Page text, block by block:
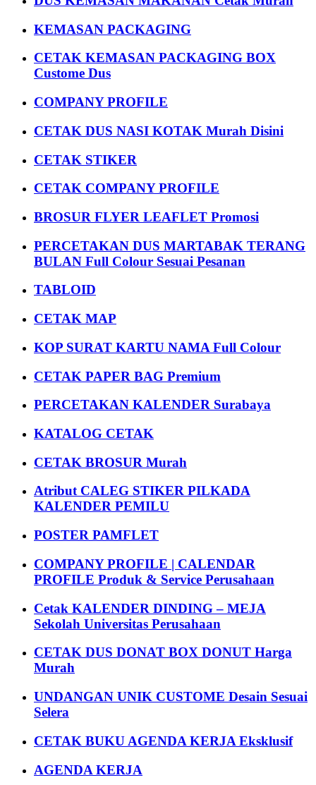
KEMASAN PACKAGING
CETAK KEMASAN PACKAGING BOX
Custome Dus
COMPANY PROFILE
CETAK DUS NASI KOTAK Murah Disini
CETAK STIKER
CETAK COMPANY PROFILE
BROSUR FLYER LEAFLET Promosi
PERCETAKAN DUS MARTABAK TERANG
BULAN Full Colour Sesuai Pesanan
TABLOID
CETAK MAP
KOP SURAT KARTU NAMA Full Colour
CETAK PAPER BAG Premium
PERCETAKAN KALENDER Surabaya
KATALOG CETAK
CETAK BROSUR Murah
Atribut CALEG STIKER PILKADA
KALENDER PEMILU
POSTER PAMFLET
COMPANY PROFILE | CALENDAR
PROFILE Produk & Service Perusahaan
Cetak KALENDER DINDING – MEJA
Sekolah Universitas Perusahaan
CETAK DUS DONAT BOX DONUT Harga
Murah
UNDANGAN UNIK CUSTOME Desain Sesuai
Selera
CETAK BUKU AGENDA KERJA Eksklusif
AGENDA KERJA